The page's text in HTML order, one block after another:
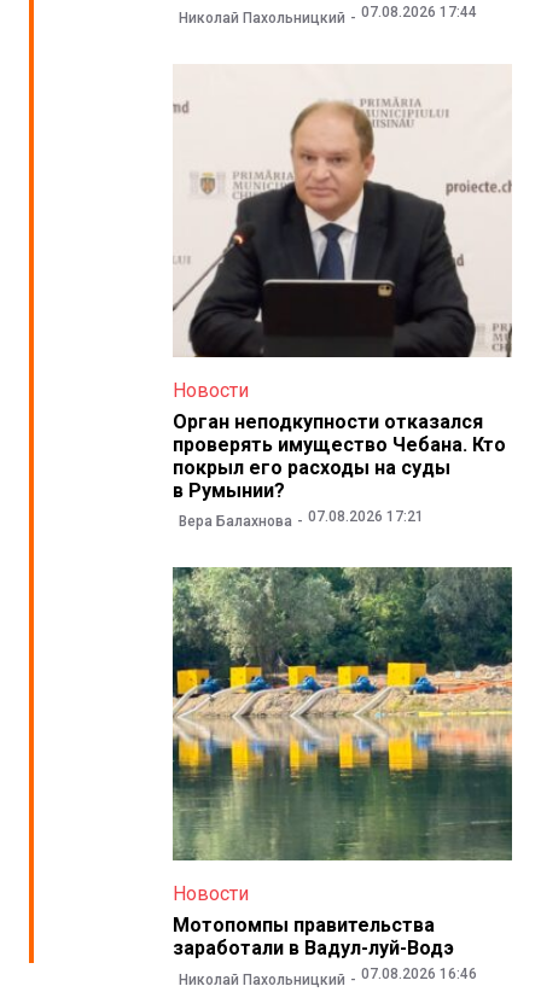
Николай Пахольницкий 07.08.2026 17:44
Новости
Орган неподкупности отказался
проверять имущество Чебана. Кто
покрыл его расходы на суды
в Румынии?
Вера Балахнова 07.08.2026 17:21
Новости
Мотопомпы правительства
заработали в Вадул-луй-Водэ
Николай Пахольницкий 07.08.2026 16:46